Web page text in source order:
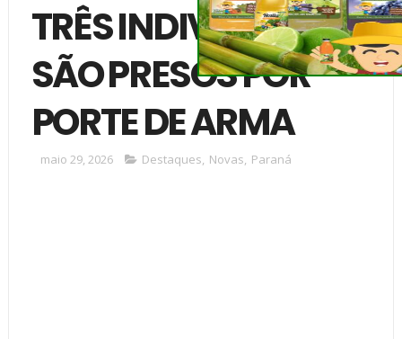
TRÊS INDIVÍDUOS
SÃO PRESOS POR
PORTE DE ARMA
maio 29, 2026 Destaques, Novas, Paraná